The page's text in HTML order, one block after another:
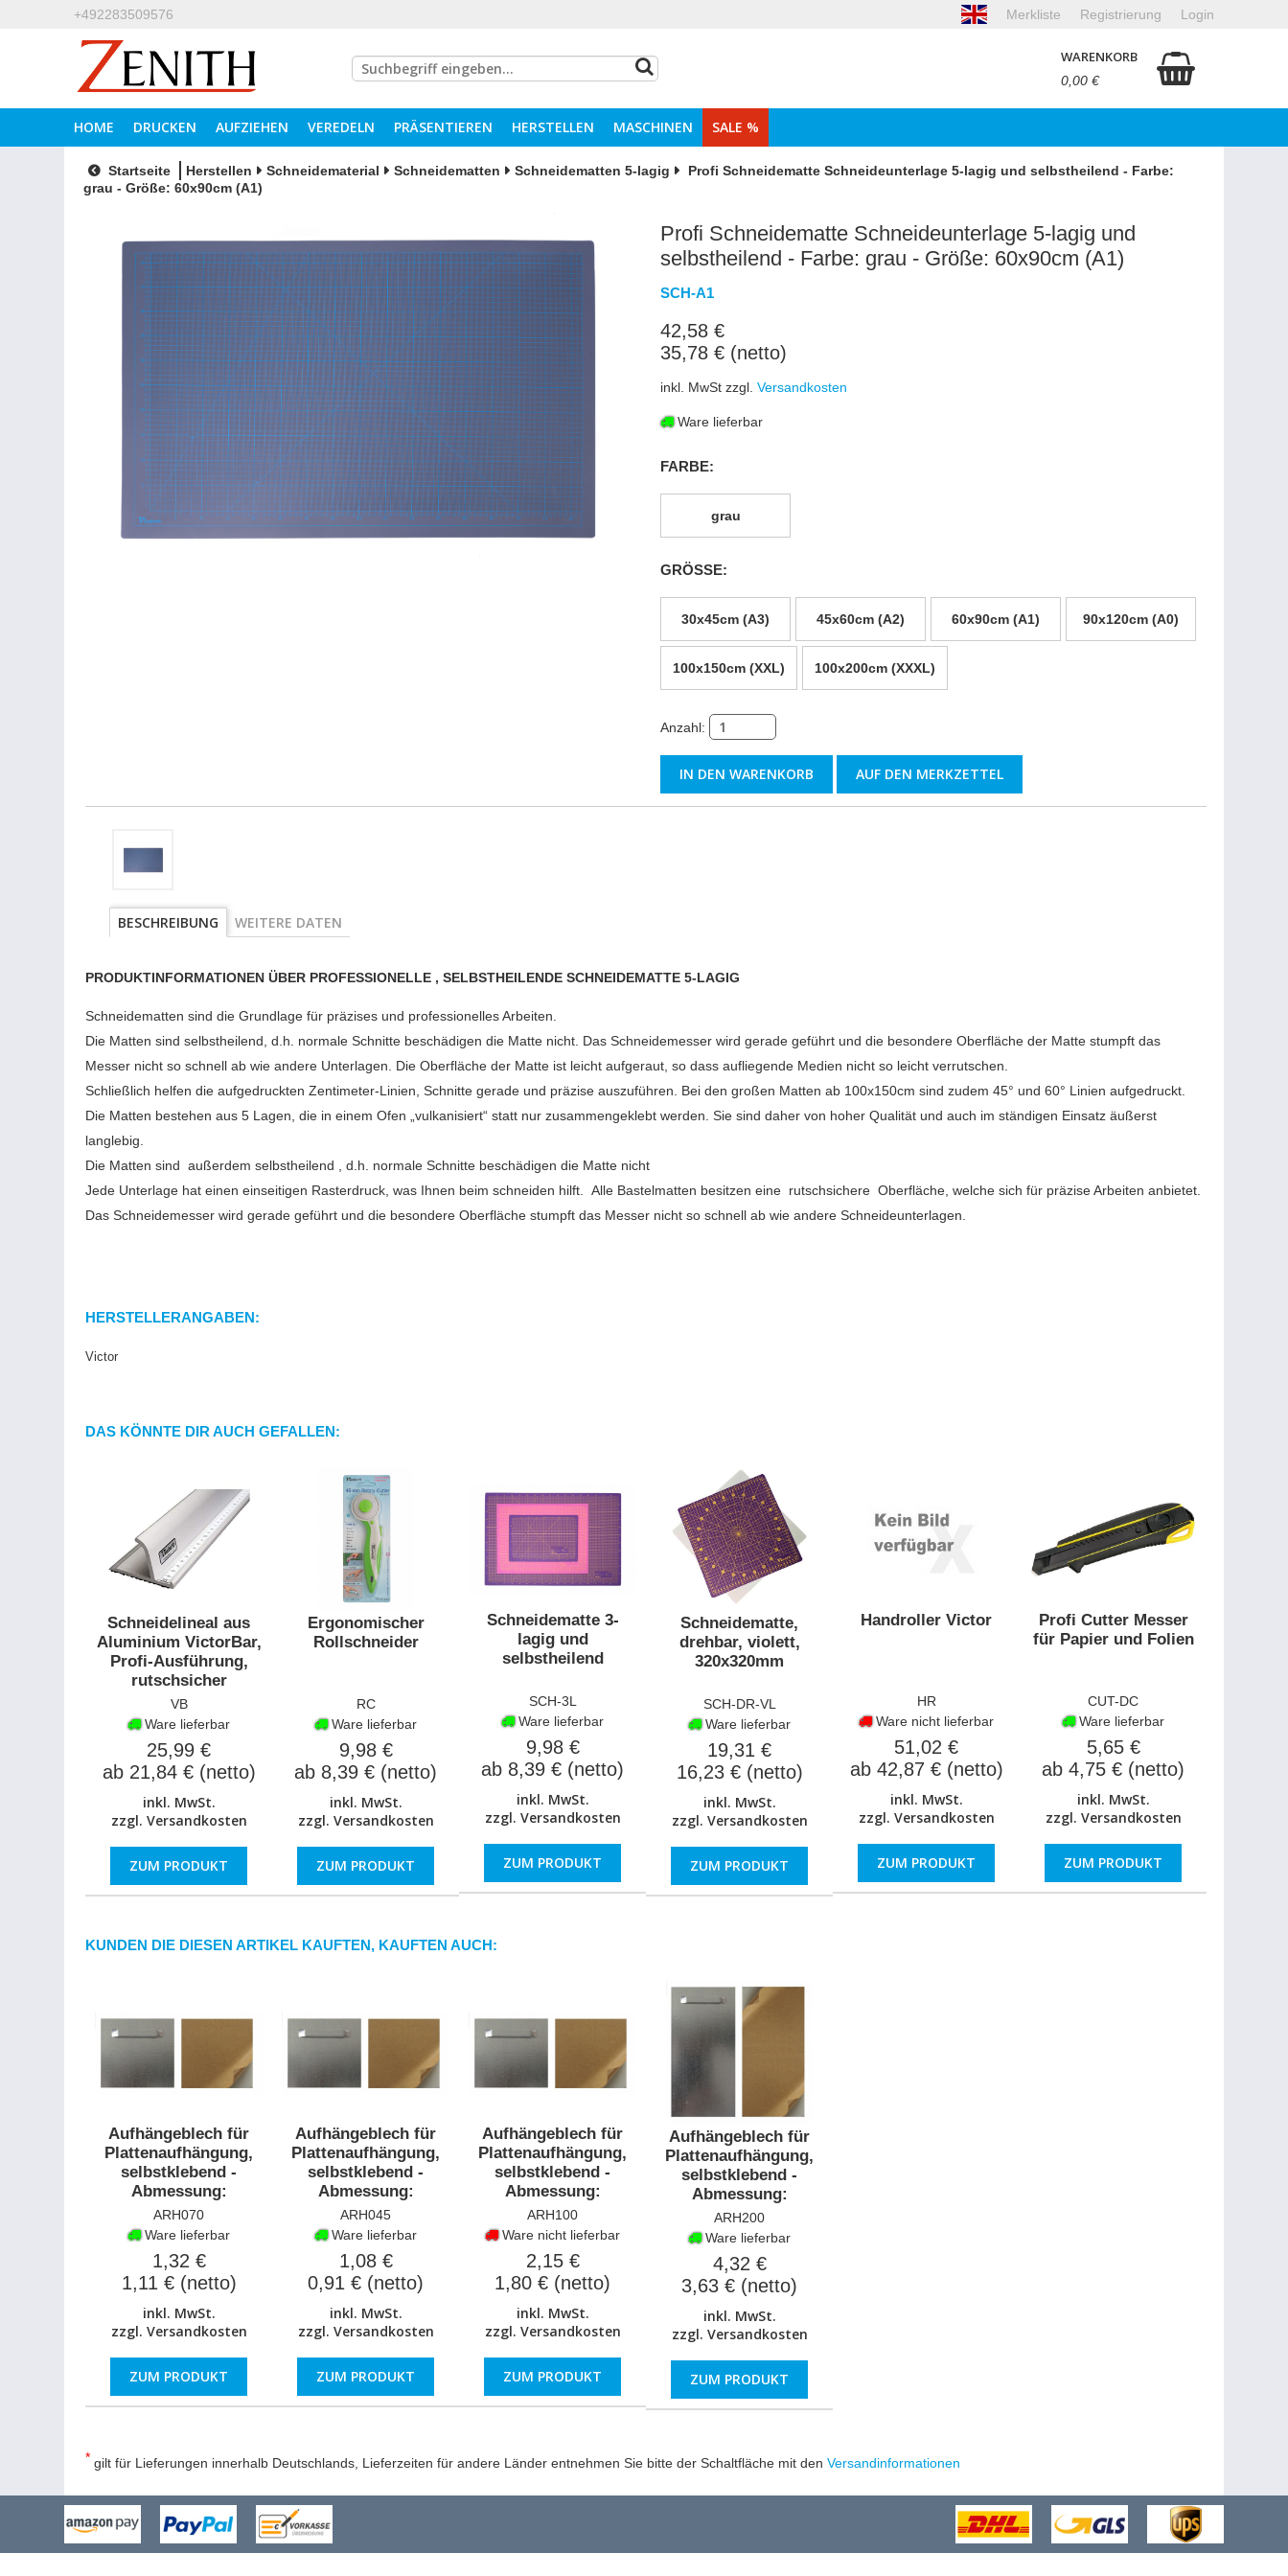
+492283509576 Login
Registrierung
Merkliste
WARENKORB
0,00 €
HOME DRUCKEN AUFZIEHEN VEREDELN PRÄSENTIEREN HERSTELLEN MASCHINEN SALE %
Startseite Herstellen Schneidematerial Schneidematten Schneidematten 5-lagig
Profi Schneidematte Schneideunterlage 5-lagig und selbstheilend - Farbe:
grau - Größe: 60x90cm (A1)
Profi Schneidematte Schneideunterlage 5-lagig und
selbstheilend - Farbe: grau - Größe: 60x90cm (A1)
SCH-A1
42,58 €
35,78 € (netto)
inkl. MwSt zzgl. Versandkosten
Ware lieferbar
FARBE:
grau
GRÖSSE:
30x45cm (A3) 45x60cm (A2) 60x90cm (A1) 90x120cm (A0)
100x150cm (XXL) 100x200cm (XXXL)
Anzahl:
AUF DEN MERKZETTEL
BESCHREIBUNG WEITERE DATEN
PRODUKTINFORMATIONEN ÜBER PROFESSIONELLE , SELBSTHEILENDE SCHNEIDEMATTE 5-LAGIG
Schneidematten sind die Grundlage für präzises und professionelles Arbeiten.
Die Matten sind selbstheilend, d.h. normale Schnitte beschädigen die Matte nicht. Das Schneidemesser wird gerade geführt und die besondere Oberfläche der Matte stumpft das
Messer nicht so schnell ab wie andere Unterlagen. Die Oberfläche der Matte ist leicht aufgeraut, so dass aufliegende Medien nicht so leicht verrutschen.
Schließlich helfen die aufgedruckten Zentimeter-Linien, Schnitte gerade und präzise auszuführen. Bei den großen Matten ab 100x150cm sind zudem 45° und 60° Linien aufgedruckt.
Die Matten bestehen aus 5 Lagen, die in einem Ofen „vulkanisiert“ statt nur zusammengeklebt werden. Sie sind daher von hoher Qualität und auch im ständigen Einsatz äußerst
langlebig.
Die Matten sind außerdem selbstheilend , d.h. normale Schnitte beschädigen die Matte nicht
Jede Unterlage hat einen einseitigen Rasterdruck, was Ihnen beim schneiden hilft. Alle Bastelmatten besitzen eine rutschsichere Oberfläche, welche sich für präzise Arbeiten anbietet.
Das Schneidemesser wird gerade geführt und die besondere Oberfläche stumpft das Messer nicht so schnell ab wie andere Schneideunterlagen.
HERSTELLERANGABEN:
Victor
DAS KÖNNTE DIR AUCH GEFALLEN:
Schneidelineal aus
Aluminium VictorBar,
Profi-Ausführung,
rutschsicher
VB
Ware lieferbar
25,99 €
ab 21,84 € (netto)
inkl. MwSt.
zzgl. Versandkosten
ZUM PRODUKT
Ergonomischer
Rollschneider
RC
Ware lieferbar
9,98 €
ab 8,39 € (netto)
inkl. MwSt.
zzgl. Versandkosten
ZUM PRODUKT
Schneidematte 3-
lagig und
selbstheilend
SCH-3L
Ware lieferbar
9,98 €
ab 8,39 € (netto)
inkl. MwSt.
zzgl. Versandkosten
ZUM PRODUKT
Schneidematte,
drehbar, violett,
320x320mm
SCH-DR-VL
Ware lieferbar
19,31 €
16,23 € (netto)
inkl. MwSt.
zzgl. Versandkosten
ZUM PRODUKT
Handroller Victor
HR
Ware nicht lieferbar
51,02 €
ab 42,87 € (netto)
inkl. MwSt.
zzgl. Versandkosten
ZUM PRODUKT
Profi Cutter Messer
für Papier und Folien
CUT-DC
Ware lieferbar
5,65 €
ab 4,75 € (netto)
inkl. MwSt.
zzgl. Versandkosten
ZUM PRODUKT
KUNDEN DIE DIESEN ARTIKEL KAUFTEN, KAUFTEN AUCH:
Aufhängeblech für
Plattenaufhängung,
selbstklebend -
Abmessung:
70x70mm
ARH070
Ware lieferbar
1,32 €
1,11 € (netto)
inkl. MwSt.
zzgl. Versandkosten
ZUM PRODUKT
Aufhängeblech für
Plattenaufhängung,
selbstklebend -
Abmessung:
45x45mm
ARH045
Ware lieferbar
1,08 €
0,91 € (netto)
inkl. MwSt.
zzgl. Versandkosten
ZUM PRODUKT
Aufhängeblech für
Plattenaufhängung,
selbstklebend -
Abmessung:
100x100mm
ARH100
Ware nicht lieferbar
2,15 €
1,80 € (netto)
inkl. MwSt.
zzgl. Versandkosten
ZUM PRODUKT
Aufhängeblech für
Plattenaufhängung,
selbstklebend -
Abmessung:
100x200mm
ARH200
Ware lieferbar
4,32 €
3,63 € (netto)
inkl. MwSt.
zzgl. Versandkosten
ZUM PRODUKT
* gilt für Lieferungen innerhalb Deutschlands, Lieferzeiten für andere Länder entnehmen Sie bitte der Schaltfläche mit den Versandinformationen